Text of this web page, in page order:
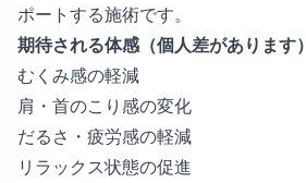
ポートする施術です。
期待される体感（個人差があります）
むくみ感の軽減
肩・首のこり感の変化
だるさ・疲労感の軽減
リラックス状態の促進